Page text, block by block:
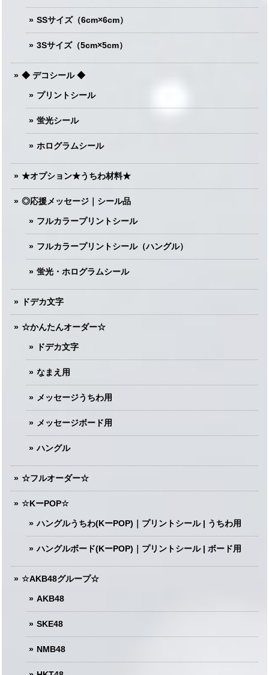
SSサイズ（6cm×6cm）
3Sサイズ（5cm×5cm）
◆ デコシール ◆
プリントシール
蛍光シール
ホログラムシール
★オプション★うちわ材料★
◎応援メッセージ｜シール品
フルカラープリントシール
フルカラープリントシール（ハングル）
蛍光・ホログラムシール
ドデカ文字
☆かんたんオーダー☆
ドデカ文字
なまえ用
メッセージうちわ用
メッセージボード用
ハングル
☆フルオーダー☆
☆KーPOP☆
ハングルうちわ(KーPOP)｜プリントシール | うちわ用
ハングルボード(KーPOP)｜プリントシール | ボード用
☆AKB48グループ☆
AKB48
SKE48
NMB48